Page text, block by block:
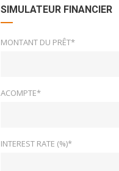
SIMULATEUR FINANCIER
MONTANT DU PRÊT*
ACOMPTE*
INTEREST RATE (%)*